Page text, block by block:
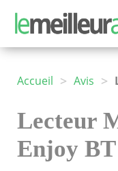
Accueil > Avis >
Lecteur
Enjoy BT